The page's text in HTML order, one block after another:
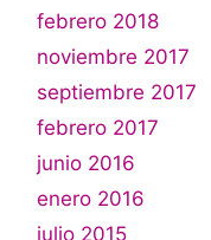
febrero 2018
noviembre 2017
septiembre 2017
febrero 2017
junio 2016
enero 2016
julio 2015